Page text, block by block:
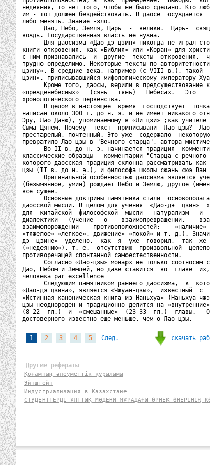
недеяния, то нет того, чтобы не было сделано. Кто
им - тот должен бездействовать. В даосе  осуждается
либо менять. Знание -зло.
Дао, Небо, Земля, Царь  -  велики.  Царь-
вождь. Государственная власть не нужна.
Для даосизма «Дао-дэ цзин» никогда не играл
книги откровения, как «Библия» или «Коран» для
с ним признавались  и  другие  тексты  откровения,
трудно определимо. Некоторые тексты по
цзину». В средние века, например (с VIII в.), такой
цзин», приписывавшийся мифологическому императору
Кроме того, даосы, верили в предсуществование
«прежденебесных»   (сянь   тянь)   Небесах.   Это
хронологического первенства.
В целом в настоящее  время  господствует
написан около 300 г. до н. э. и не имеет никакого
Эру, Лао Даню), упоминаемому в «Ли цзи» ;как учителе
Сыма Цянем. Почему  текст  приписывали  Лао-цзы?
престарелый, почтенный. Это уже  содержало
превратило Лао-цзы в "Вечного старца", автора
Во II в. до н. э. начинается традиция
классические образцы — комментарии "Старца с
которого даосская традиция склонна рассматривать
цзы (II в. до н. э.), и философа школы сюань сюэ
Оригинальной особенностью даосизма является
(безымянное, умин) рождает Небо и Землю, другое
все сущее.
Основные доктрины памятника стали
даосской мысли. В целом для учения  «Дао-дэ  цзин»
для  китайской  философской  мысли   натурализм   и
диалектики   (учение   о    взаимопревращении,
взаимопорождении    противоположностей:
«тяжелое»—«легкое», движение»—«покой» и т. д.).
дэ  цзине»  уделено,  как  я  уже  говорил,  так
(«недеянию»), т. е.  отсутствию  произвольной
противоречащей спонтанной самоестественности.
Согласно «Лао-цзы» монарх не только соотносим
Дао, Небом и Землей, но даже ставится  во  главе
человека par excellence
Следующим памятником раннего даосизма,  к
«Дао-дэ цзина», является «Чжуан-цзы»,  известный
«Истинная каноническая книга из Наньхуа» (Наньхуа
цзы неоднороден и традиционно делится на
(8—22  гл.)  и  «смешанные»  (23—33  гл.)  главы.   О
1 2 3 4 5 След. скачать
Другие рефераты
Қоғамның әлеуметтік құрылымы
Эйнштейн
Индустриализация в Казахстане
СТУДЕНТТЕРДІ ҰЛТТЫҚ МӘДЕНИ МҰРАДАҒЫ ӨРНЕК ӨНЕРІНІҢ